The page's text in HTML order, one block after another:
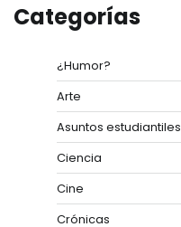
Categorías
¿Humor?
Arte
Asuntos estudiantiles
Ciencia
Cine
Crónicas